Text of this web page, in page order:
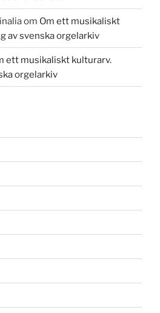
om Om ett musikaliskt
av svenska orgelarkiv
ett musikaliskt kulturarv.
orgelarkiv